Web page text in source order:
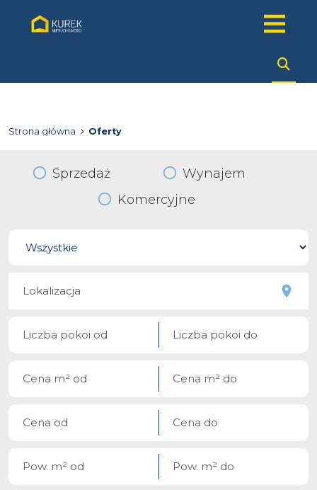
Strona główna Oferty
Sprzedaż
Wynajem
Komercyjne